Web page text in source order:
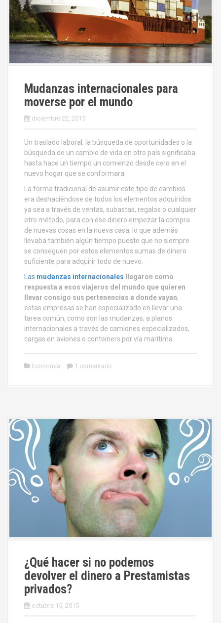
Mudanzas internacionales para
moverse por el mundo
diciembre 22, 2015
Un traslado laboral, la búsqueda de oportunidades o la
búsqueda de un cambio de vida en otro país significaba
hasta hace un tiempo un comienzo desde cero en el
nuevo hogar que se conformara.
La forma tradicional de asumir este tipo de cambios
era deshaciéndose de todos los elementos adquiridos
ya sea a través de ventas, subastas, regalos o cualquier
otro método, para con ese dinero empezar la compra
de nuevas cosas en la nueva casa, lo que además
llevaba también algún tiempo puesto que no siempre
se conseguen por estos elementos sumas de dinero
suficiente para adquirir todo de nuevo.
Las mudanzas internacionales llegaron como
respuesta a esos viajeros del mundo que quieren
llevar consigo sus pertenencias a donde vayan,
estas empresas se han especializado en llevar una
tarea común, como son las mudanzas, a planos
internacionales a través de camiones especializados,
cargas en aviones o conteiners por vía marítima.
Economía 1 comentario
¿Qué hacer si no podemos
devolver el dinero a Prestamistas
privados?
octubre 15, 2015